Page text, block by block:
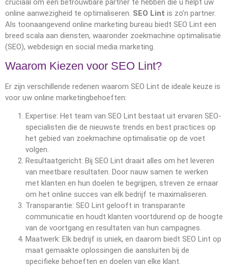
online aanwezigheid te optimaliseren. SEO Lint is zo’n partner.
Als toonaangevend online marketing bureau biedt SEO Lint een
breed scala aan diensten, waaronder zoekmachine optimalisatie
(SEO), webdesign en social media marketing.
Waarom Kiezen voor SEO Lint?
Er zijn verschillende redenen waarom SEO Lint de ideale keuze is
voor uw online marketingbehoeften:
Expertise: Het team van SEO Lint bestaat uit ervaren SEO-
specialisten die de nieuwste trends en best practices op
het gebied van zoekmachine optimalisatie op de voet
volgen.
Resultaatgericht: Bij SEO Lint draait alles om het leveren
van meetbare resultaten. Door nauw samen te werken
met klanten en hun doelen te begrijpen, streven ze ernaar
om het online succes van elk bedrijf te maximaliseren.
Transparantie: SEO Lint gelooft in transparante
communicatie en houdt klanten voortdurend op de hoogte
van de voortgang en resultaten van hun campagnes.
Maatwerk: Elk bedrijf is uniek, en daarom biedt SEO Lint op
maat gemaakte oplossingen die aansluiten bij de
specifieke behoeften en doelen van elke klant.